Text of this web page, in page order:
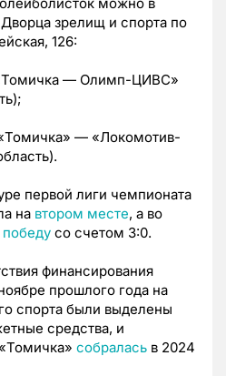
зрелищ и спорта по
126:
— Олимп-ЦИВС»
— «Локомотив-
первой лиги чемпионата
на втором месте, а во
со счетом 3:0.
финансирования
прошлого года на
спорта были выделены
средства, и
собралась в 2024